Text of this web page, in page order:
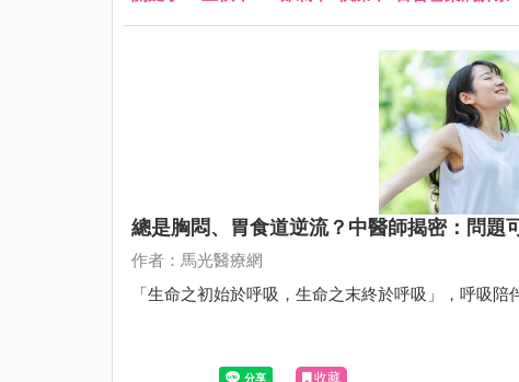
總是胸悶、胃食道逆流？中醫師揭密：問題
作者：馬光醫療網
「生命之初始於呼吸，生命之末終於呼吸」，呼吸
收藏